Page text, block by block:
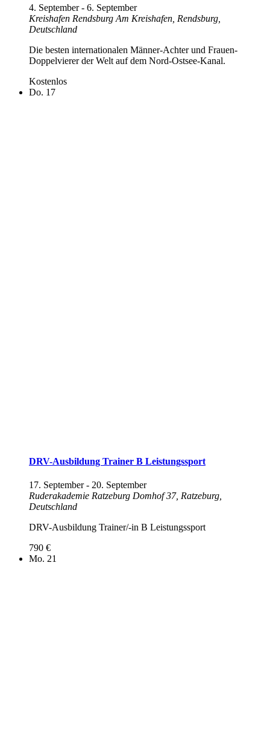
4. September- 6. September
Kreishafen Rendsburg Am Kreishafen, Rendsburg,
Deutschland
Die besten internationalen Männer-Achter und Frauen-
Doppelvierer der Welt auf dem Nord-Ostsee-Kanal.
Kostenlos
Do. 17
DRV-Ausbildung Trainer B Leistungssport
17. September- 20. September
Ruderakademie Ratzeburg Domhof 37, Ratzeburg,
Deutschland
DRV-Ausbildung Trainer/-in B Leistungssport
790 €
Mo. 21